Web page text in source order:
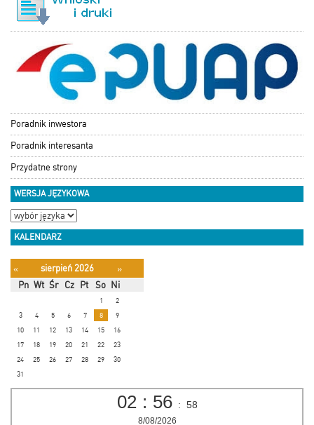
Poradnik inwestora
Poradnik interesanta
Przydatne strony
WERSJA JĘZYKOWA
KALENDARZ
« sierpień 2026
»
Pn Wt Śr Cz Pt So Ni
1
2
3
4 5 6 7 8
9
10
11 12 13 14 15
16
17
18 19 20 21 22
23
24
25 26 27 28 29
30
31
02 : 56 : 58
8/08/2026